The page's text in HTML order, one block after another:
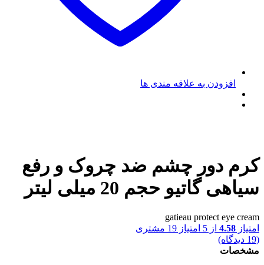
افزودن به علاقه مندی ها
کرم دور چشم ضد چروک و رفع
سیاهی گاتیو حجم 20 میلی لیتر
gatieau protect eye cream
امتیاز 4.58 از 5 امتیاز 19 مشتری
(
19 دیدگاه)
مشخصات